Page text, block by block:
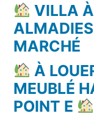
VILLA
ALMADIES
MARCHÉ
À
MEUBLÉ
POINT E